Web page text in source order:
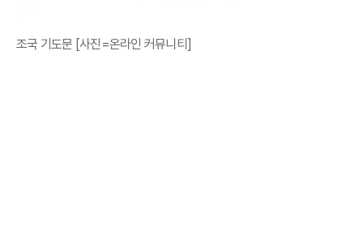
조국 기도문 [사진=온라인 커뮤니티]